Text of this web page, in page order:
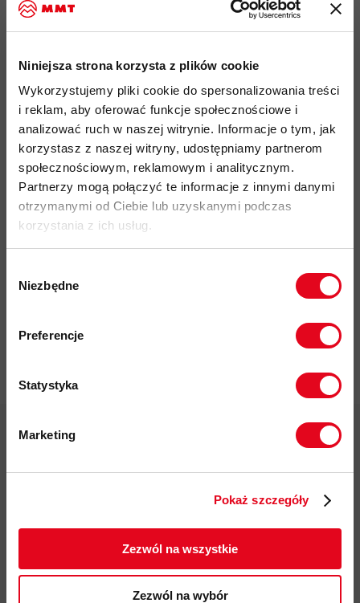
Niniejsza strona korzysta z plików cookie
Wykorzystujemy pliki cookie do spersonalizowania treści
i reklam, aby oferować funkcje społecznościowe i
analizować ruch w naszej witrynie. Informacje o tym, jak
korzystasz z naszej witryny, udostępniamy partnerom
społecznościowym, reklamowym i analitycznym.
Partnerzy mogą połączyć te informacje z innymi danymi
otrzymanymi od Ciebie lub uzyskanymi podczas
korzystania z ich usług.
zgody
Niezbędne
Preferencje
Statystyka
Marketing
Pokaż szczegóły
Zezwól na wszystkie
Zezwól na wybór
Więcej o produkcie
Specyfikacja
Do tego produktu rekomendujemy
Impregnat do
Możliwy odbiór w sklepie
zgodnie z Polityką prywatności.